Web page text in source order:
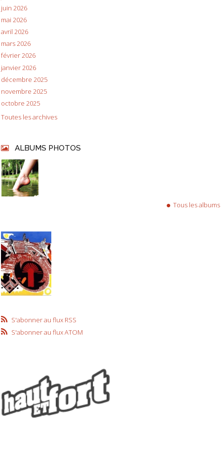
juin 2026
mai 2026
avril 2026
mars 2026
février 2026
janvier 2026
décembre 2025
novembre 2025
octobre 2025
Toutes les archives
ALBUMS PHOTOS
Tous les albums
S'abonner au flux RSS
S'abonner au flux ATOM